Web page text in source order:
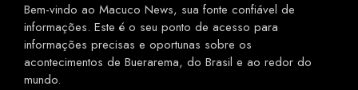
Bem-vindo ao Macuco News, sua fonte confiável de
informações. Este é o seu ponto de acesso para
informações precisas e oportunas sobre os
acontecimentos de Buerarema, do Brasil e ao redor do
mundo.